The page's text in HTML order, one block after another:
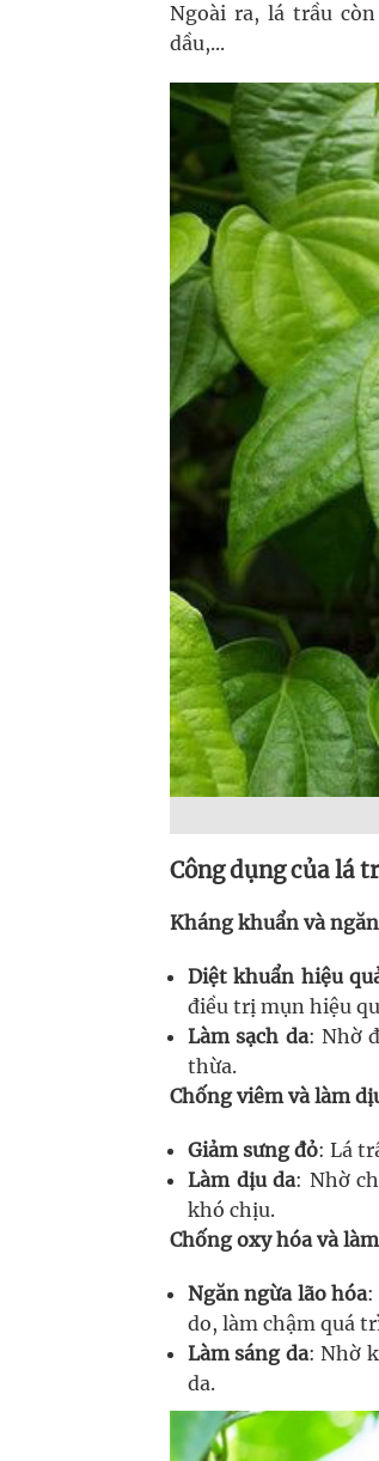
Ngoài ra, lá trầu
dầu,...
Công dụng của lá
Kháng khuẩn và
Diệt khuẩn hiệu
điều trị mụn hiệu
Làm sạch da: Nhờ
thừa.
Chống viêm và làm
Giảm sưng đỏ: Lá
Làm dịu da: Nhờ
khó chịu.
Chống oxy hóa và
Ngăn ngừa lão hóa:
do, làm chậm quá
Làm sáng da: Nhờ
da.